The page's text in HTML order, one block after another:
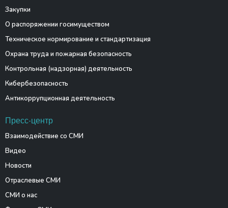
Закупки
О распоряжении госимуществом
Техническое нормирование и стандартизация
Охрана труда и пожарная безопасность
Контрольная (надзорная) деятельность
Кибербезопасность
Антикоррупционная деятельность
Пресс-центр
Взаимодействие со СМИ
Видео
Новости
Отраслевые СМИ
СМИ о нас